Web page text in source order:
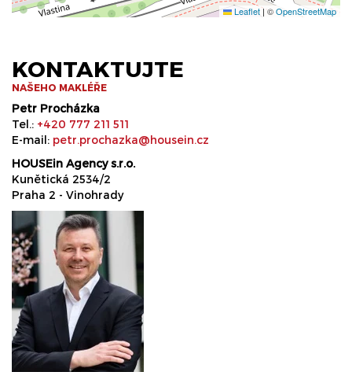
Leaflet | ©OpenStreetMap
KONTAKTUJTE
NAŠEHO MAKLÉŘE
Petr Procházka
Tel.: +420 777 211 511
E-mail: petr.prochazka@housein.cz
HOUSEin Agency s.r.o.
Kunětická 2534/2
Praha 2 - Vinohrady